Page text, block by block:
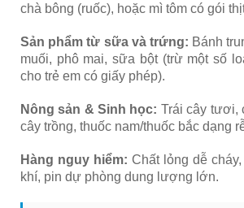
chà bông (ruốc), hoặc mì tôm có gói
Sản phẩm từ sữa và trứng: Bánh
muối, phô mai, sữa bột (trừ một số
cho trẻ em có giấy phép).
Nông sản & Sinh học: Trái cây tươi,
cây trồng, thuốc nam/thuốc bắc dạng
Hàng nguy hiểm: Chất lỏng dễ
khí, pin dự phòng dung lượng lớn.